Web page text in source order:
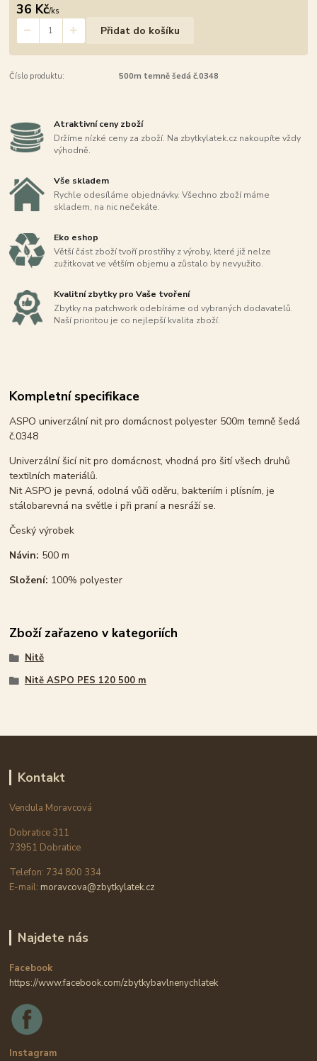
36 Kč/ks
Přidat do košíku
Číslo produktu: 500m temně šedá č.0348
Atraktivní ceny zboží
Držíme nízké ceny za zboží. Na zbytkylatek.cz nakoupíte vždy
výhodně.
Vše skladem
Rychle odesíláme objednávky. Všechno zboží máme
skladem, na nic nečekáte.
Eko eshop
Větší část zboží tvoří prostřihy z výroby, které již nelze
zužitkovat ve větším objemu a zůstalo by nevyužito.
Kvalitní zbytky pro Vaše tvoření
Zbytky na patchwork odebíráme od vybraných dodavatelů.
Naší prioritou je co nejlepší kvalita zboží.
Kompletní specifikace
ASPO univerzální nit pro domácnost polyester 500m temně šedá
č.0348
Univerzální šicí nit pro domácnost, vhodná pro šití všech druhů
textilních materiálů.
Nit ASPO je pevná, odolná vůči oděru, bakteriím i plísním, je
stálobarevná na světle i při praní a nesráží se.
Český výrobek
Návin: 500 m
Složení: 100% polyester
Zboží zařazeno v kategoriích
Nitě
Nitě ASPO PES 120 500 m
Kontakt
Vendula Moravcová
Dobratice 311
73951 Dobratice
Telefon: 734 800 334
E-mail: moravcova@zbytkylatek.cz
Najdete nás
Facebook
https://www.facebook.com/zbytkybavlnenychlatek
Instagram